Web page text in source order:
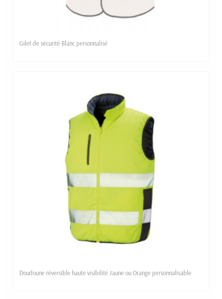
Gilet de sécurité Blanc personnalisé
Doudoune réversible haute visibilité Jaune ou Orange personnalisable